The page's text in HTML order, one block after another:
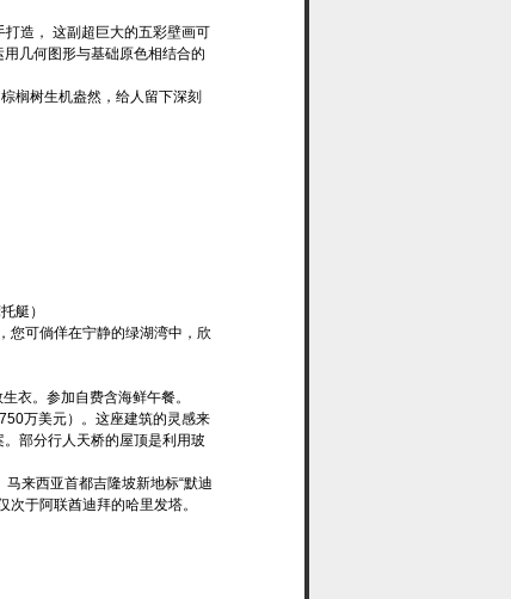
打造， 这副超巨大的五彩壁画可
几何图形与基础原色相结合的
榈树生机盎然，给人留下深刻
艇）
您可倘佯在宁静的绿湖湾中，欣
衣。参加自费含海鲜午餐。
万美元）。这座建筑的灵感来
部分行人天桥的屋顶是利用玻
来西亚首都吉隆坡新地标“默迪
于阿联酋迪拜的哈里发塔。